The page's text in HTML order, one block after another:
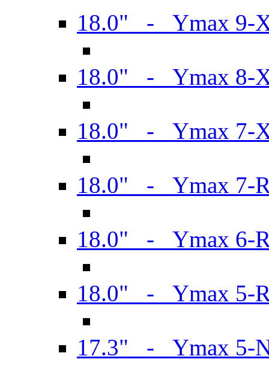
18.0" - Ymax 9-
18.0" - Ymax 8-
18.0" - Ymax 7-
18.0" - Ymax 7-
18.0" - Ymax 6-
18.0" - Ymax 5-
17.3" - Ymax 5-